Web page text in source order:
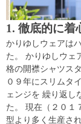
1. 徹底的に着
かりゆしウェアは
た。 かりゆしウェ
格の開襟シャツス
０９年にスリムタ
ェンジを 繰り返し
た。 現在（２０１
型より多く生産さ